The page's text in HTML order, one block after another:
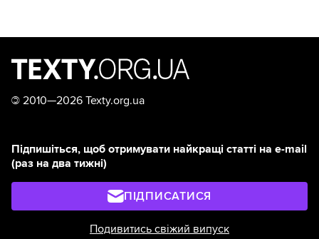
© 2010—2026 Texty.org.ua
Підпишіться, щоб отримувати найкращі статті на e-mail
(раз на два тижні)
ПІДПИСАТИСЯ
Подивитись свіжий випуск